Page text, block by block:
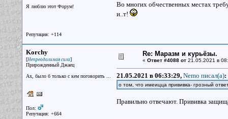
Я люблю этот Форум!
Репутация: +114
Во многих обчественных местах
и..т!
Korchy
[Непреодолимая сила]
Прирожденный Джаец
Ах, было б только с кем поговорить ...
Пол:
Репутация: +664
Re: Маразм и курьёзы.
« Ответ #4088 от21.05.2021 в
21.05.2021 в 06:33:29, Nemo писал(a):
о том, что имеицца прививка- грозный
Правильно отвечают. Прививка